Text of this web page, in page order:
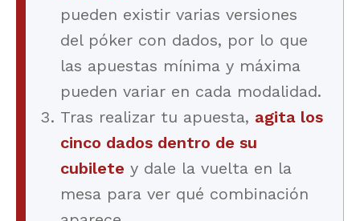
pueden existir varias versiones
del póker con dados, por lo que
las apuestas mínima y máxima
pueden variar en cada modalidad.
Tras realizar tu apuesta, agita los
cinco dados dentro de su
cubilete y dale la vuelta en la
mesa para ver qué combinación